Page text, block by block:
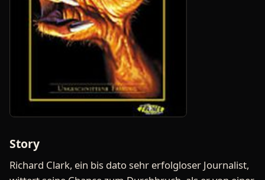
Story
Richard Clark, ein bis dato sehr erfolgloser Journalist,